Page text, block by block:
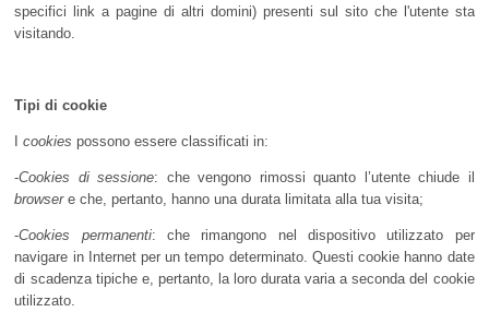
specifici link a pagine di altri domini) presenti sul sito che l'utente sta
visitando.
Tipi di cookie
Icookiespossono essere classificati in:
-Cookies di sessione: che vengono rimossi quanto l’utente chiude il
browsere che, pertanto, hanno una durata limitata alla tua visita;
-Cookies permanenti: che rimangono nel dispositivo utilizzato per
navigare in Internet per un tempo determinato. Questi cookie hanno date
di scadenza tipiche e, pertanto, la loro durata varia a seconda del cookie
utilizzato.